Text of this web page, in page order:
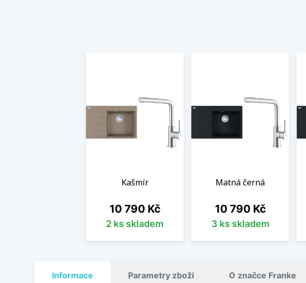
Kašmír
Cena
10 790 Kč
2 ks skladem
Matná černá
Cena
10 790 Kč
3 ks skladem
Informace Parametry zboží O značce Franke